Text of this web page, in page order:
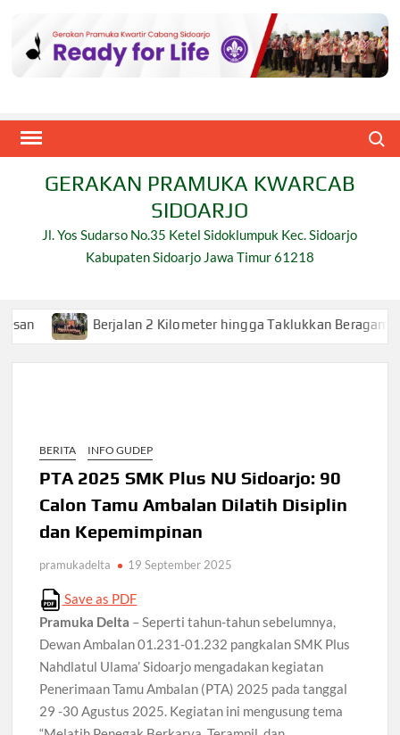
content
GERAKAN PRAMUKA KWARCAB
SIDOARJO
Jl. Yos Sudarso No.35 Ketel Sidoklumpuk Kec. Sidoarjo
Kabupaten Sidoarjo Jawa Timur 61218
Berjalan 2 Kilometer hingga Taklukkan Beragam Ujian,
BERITA INFO GUDEP
PTA 2025 SMK Plus NU Sidoarjo: 90
Calon Tamu Ambalan Dilatih Disiplin
dan Kepemimpinan
pramukadelta 19 September 2025
Save as PDF
Pramuka Delta – Seperti tahun-tahun sebelumnya,
Dewan Ambalan 01.231-01.232 pangkalan SMK Plus
Nahdlatul Ulama’ Sidoarjo mengadakan kegiatan
Penerimaan Tamu Ambalan (PTA) 2025 pada tanggal
29 -30 Agustus 2025. Kegiatan ini mengusung tema